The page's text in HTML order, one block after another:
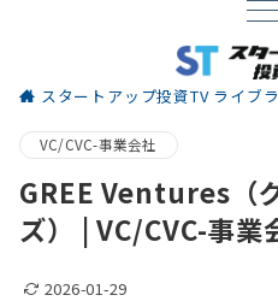
スタートアップ投資TV ライブ
VC/CVC-事業会社
GREE Ventures（
ズ） | VC/CVC-事業
2026-01-29